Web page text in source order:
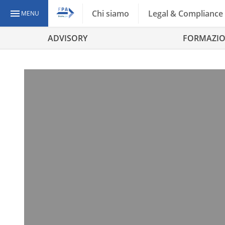
MENU Chi siamo Legal & Compliance
ADVISORY